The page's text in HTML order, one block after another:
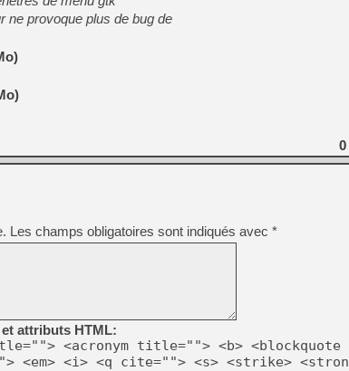
[Mo5] Deux inédits du
[GK] Le beat'em up The
[GK] Endless Legend 2 :
[LS] [PS5] Premiers
ne provoque plus de bug de
0
Les champs obligatoires sont indiqués avec *
attributs HTML:
<acronym title=""> <b> <blockquote
<em> <i> <q cite=""> <s> <strike>